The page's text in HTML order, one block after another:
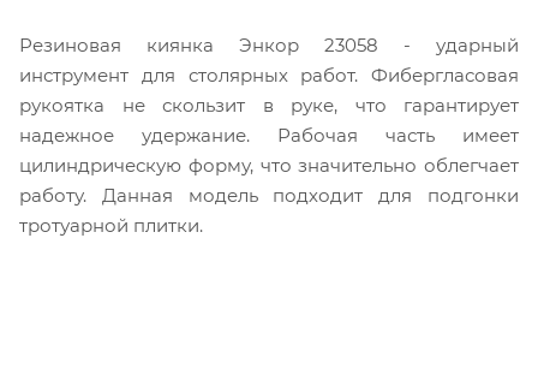
Резиновая киянка Энкор 23058 - ударный
инструмент для столярных работ. Фибергласовая
рукоятка не скользит в руке, что гарантирует
надежное удержание. Рабочая часть имеет
цилиндрическую форму, что значительно облегчает
работу. Данная модель подходит для подгонки
тротуарной плитки.